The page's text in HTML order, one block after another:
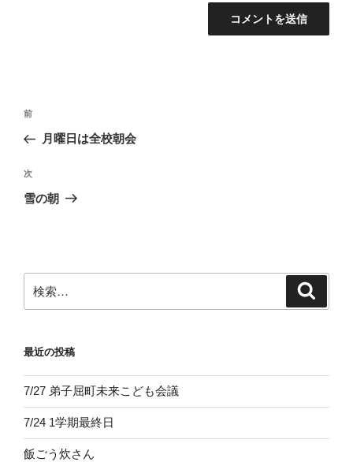
投
ナ
ビ
ゲ
ン
前
の
稿
前
月曜日は全校朝会
次
の
次
雪の朝
索:
最近の投稿
7/27 弟子屈町未来こども会議
7/24 1学期最終日
飯ごう炊さん